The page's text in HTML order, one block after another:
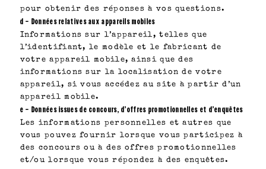
pour obtenir des réponses à vos questions.
d – Données relatives aux appareils mobiles
Informations sur l’appareil, telles que
l’identifiant, le modèle et le fabricant de
votre appareil mobile, ainsi que des
informations sur la localisation de votre
appareil, si vous accédez au site à partir d’un
appareil mobile.
e – Données issues de concours, d’offres promotionnelles et d’enquêtes
Les informations personnelles et autres que
vous pouvez fournir lorsque vous participez à
des concours ou à des offres promotionnelles
et/ou lorsque vous répondez à des enquêtes.